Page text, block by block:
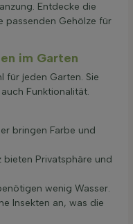
Entdecke die
passenden Gehölze für
im Garten
für jeden Garten. Sie
Funktionalität.
bringen Farbe und
Privatsphäre und
wenig Wasser.
Insekten an, was die